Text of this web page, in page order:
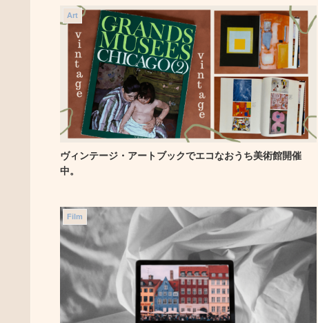
Art
ヴィンテージ・アートブックでエコなおうち美術館開催
中。
Film